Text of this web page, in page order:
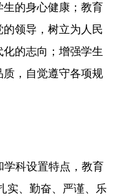
的身心健康；教育
领导，树立为人民
的志向；增强学生
，自觉遵守各项规
学科设置特点，教育
实、勤奋、严谨、乐